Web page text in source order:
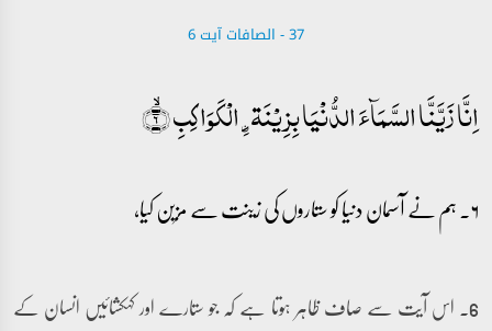
37 - ‎الصافات‎ آیت 6
اِنَّا زَیَّنَّا السَّمَآءَ الدُّنۡیَا بِزِیۡنَۃِۣ الۡکَوَاکِبِ ۙ﴿۶﴾
۶۔ ہم نے آسمان دنیا کو ستاروں کی زینت سے مزین کیا،
6۔ اس آیت سے صاف ظاہر ہوتا ہے کہ جو ستارے اور کہکشائیں انسان کے